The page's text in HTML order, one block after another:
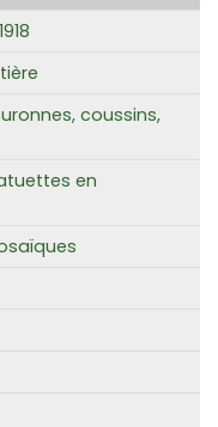
coussins,
en